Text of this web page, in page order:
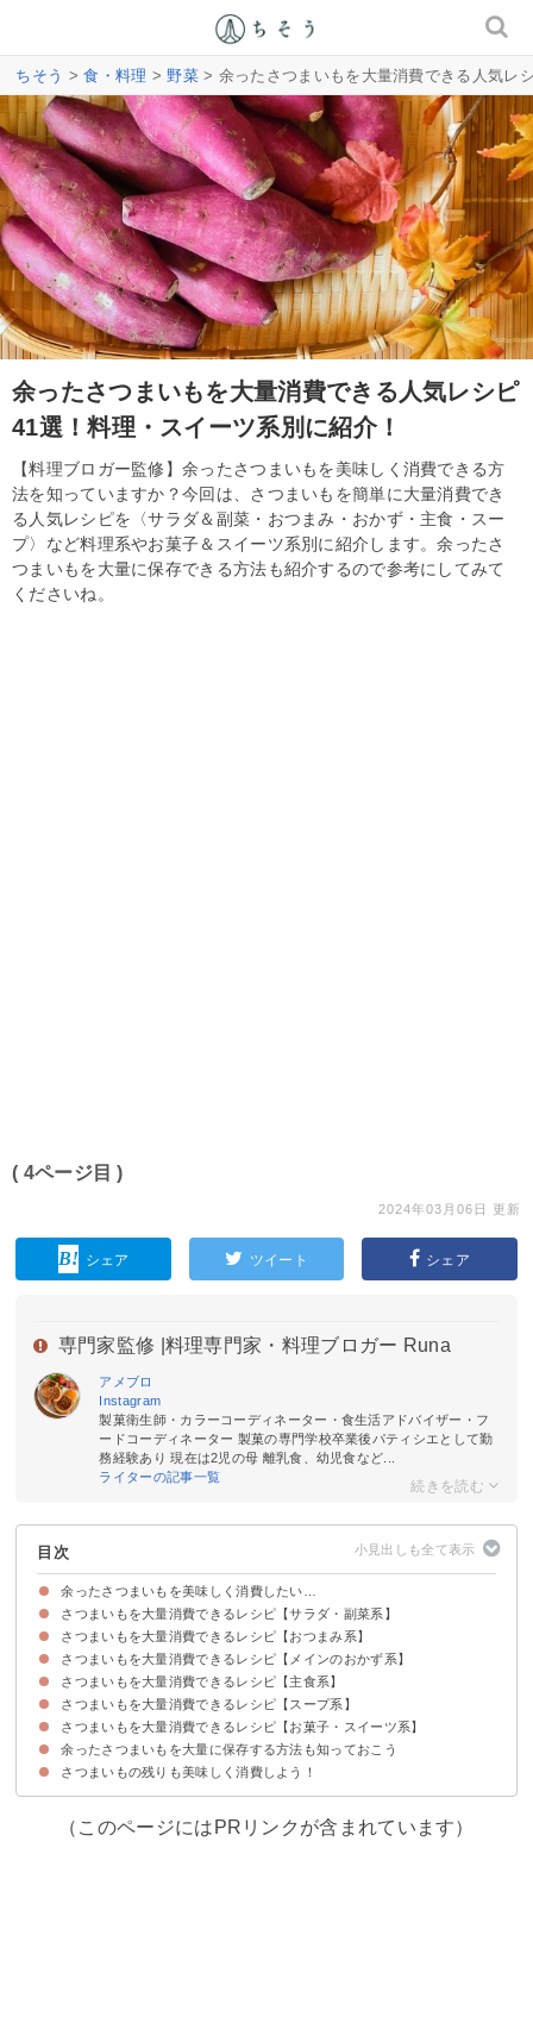
ちそう >食・料理 >野菜> 余ったさつまいもを大量消費できる人気レ
余ったさつまいもを大量消費できる人気レシピ
41選！料理・スイーツ系別に紹介！
【料理ブロガー監修】余ったさつまいもを美味しく消費できる方
法を知っていますか？今回は、さつまいもを簡単に大量消費でき
る人気レシピを〈サラダ＆副菜・おつまみ・おかず・主食・スー
プ〉など料理系やお菓子＆スイーツ系別に紹介します。余ったさ
つまいもを大量に保存できる方法も紹介するので参考にしてみて
くださいね。
( 4ページ目 )
2024年03月06日 更新
シェア ツイート シェア
専門家監修 | 料理専門家・料理ブロガー Runa
アメブロ
Instagram
製菓衛生師・カラーコーディネーター・食生活アドバイザー・フ
ードコーディネーター 製菓の専門学校卒業後パティシエとして勤
務経験あり 現在は2児の母 離乳食、幼児食など...
ライターの記事一覧
目次
余ったさつまいもを美味しく消費したい…
さつまいもを大量消費できるレシピ【サラダ・副菜系】
①さつまいものサラダ
②白和え
③パン粉焼き
④ペペロンチーノ
⑤そぼろ煮
⑥ヘルシーなレモン煮
⑦おかか煮
⑧甘露煮
さつまいもを大量消費できるレシピ【おつまみ系】
①バターソテー
②胡麻炒め
③いももち
④きんぴら
さつまいもを大量消費できるレシピ【メインのおかず系】
①焼き肉のタレ炒め
②照り焼き
③さつまいもとブリの南蛮漬け
④ケチャップ炒め
⑤はさみ揚げ
⑥天ぷら
⑦秋のシチュー
⑧味噌胡麻煮
⑨グラタン
⑩さつまいもと鶏レンコンの煮物
⑪コロッケ
さつまいもを大量消費できるレシピ【主食系】
①さつまいもご飯
②おにぎり
③茶飯
④リゾット
⑤クリームパスタ
さつまいもを大量消費できるレシピ【スープ系】
①味噌汁
②ポタージュ
③さつまいも汁
さつまいもを大量消費できるレシピ【お菓子・スイーツ系】
①子供に人気のスイートポテト
②生クリームを使ったさつまいもケーキ
③バターが香るさつまいもクッキー
④ダイエット向きの干しいも
⑤ヘルシーなチップス
⑥チーズケーキ
⑦大学芋
⑧鬼まんじゅう
⑨アイスクリーム
⑩ようかん
余ったさつまいもを大量に保存する方法も知っておこう
さつまいもの残りも美味しく消費しよう！
（このページにはPRリンクが含まれています）